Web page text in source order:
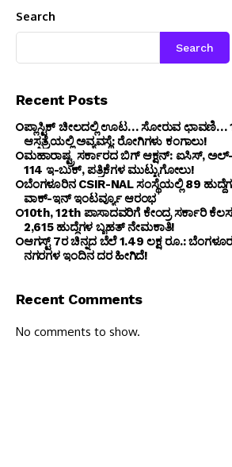
Search
Search
Recent Posts
ಪ್ಲಾಸ್ಟಿಕ್ ಚೀಲದಲ್ಲಿ ಊಟ… ಸೋರುವ
ಆಸ್ಪತ್ರೆಯಲ್ಲಿ ಅವ್ಯವಸ್ಥೆ: ರೋಗಿಗಳು ಕಂಗಾಲು!
ಮಹಾರಾಷ್ಟ್ರ ಸರ್ಕಾರದ ಬಿಗ್ ಆಕ್ಷನ್: ಐಸಿಸ್,
114 ಇ-ಬುಕ್, ಪತ್ರಿಕೆಗಳ ಮುಟ್ಟುಗೋಲು!
ಬೆಂಗ‌ಳೂರಿನ CSIR-NAL ಸಂಸ್ಥೆಯಲ್ಲಿ 89
ವಾಕ್-ಇನ್ ಇಂಟರ್ವ್ಯೂ ಆರಂಭ
10th, 12th ಪಾಸಾದವರಿಗೆ ಕೇಂದ್ರ ಸರ್ಕಾರಿ
2,615 ಹುದ್ದೆಗಳ ಬೃಹತ್ ನೇಮಕಾತಿ!
ಆಗಸ್ಟ್ 7ರ ಚಿನ್ನದ ಬೆಲೆ 1.49 ಲಕ್ಷ ರೂ.:
ನಗರಗಳ ಇಂದಿನ ದರ ಹೀಗಿದೆ!
Recent Comments
No comments to show.